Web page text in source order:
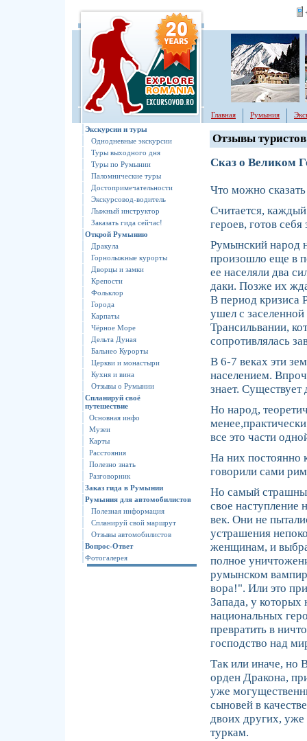
Главная Румыния
Экскурсии и туры
Однодневные экскурсии
Туры выходного дня
Туры по Румынии
Паломнические туры
Достопримечательности
Экскурсовод-водитель
Лыжный инструктор
Заказать гида сейчас!
Открoй Румынию
Дракула
Горнолыжные курорты
Дворцы и замки
Крепости
Фольклор
Города
Карпаты
Чёрное Море
Дельта Дуная
Бальнео Курорты
Церкви и монастыри
Кухня и вина
Отзывы о Румынии
Спланируй своё
путешествие
Основная инфо
Музеи
Карты
Расстояния
Полезно знать
Разговорник
Заказ гида в Румынии
Румыния для автомобилистов
Полезная информация
Спланируй свой маршрут
Отзывы автомобилистов
Вопрос-Ответ
Фотогалерея
Отзывы
Сказ о Великом
Что можно
Считается,
героев, готов
Румынский народ
произошло еще в
ее населяли два
даки. Позже их
В период кризиса
ушел с
Трансильвании,
сопротивлялась
В 6-7 веках эти
населением.
знает.
Но народ,
все это части
На них постоянно
говорили сами
Но самый
свое наступление
век. Они не
устрашения
женщинам, и
полное
румынском
вора!". Или это
Запада, у которых
национальных
превратить в
господство над
Так или иначе, но
орден Дракона,
уже
сыновей в
двоих других,
туркам.